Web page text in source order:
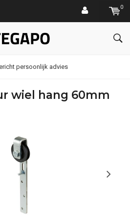
0
persoonlijk advies
wiel hang 60mm